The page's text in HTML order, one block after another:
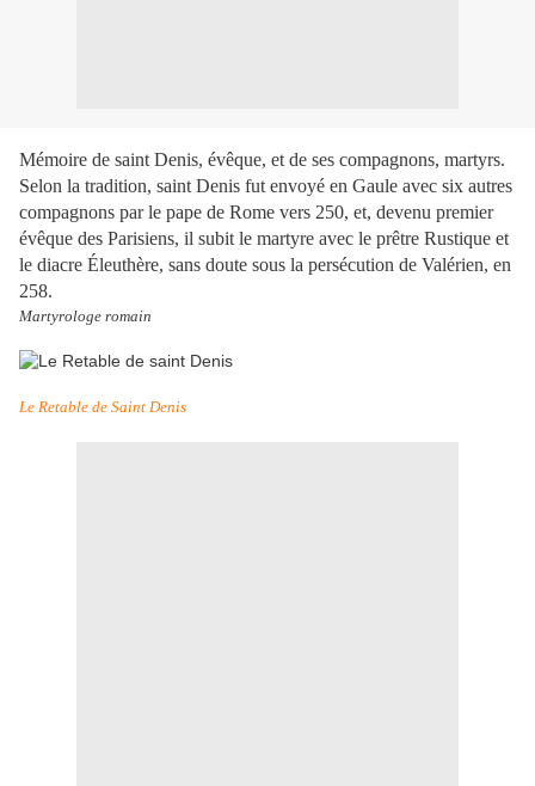
Mémoire de saint Denis, évêque, et de ses compagnons, martyrs.
Selon la tradition, saint Denis fut envoyé en Gaule avec six autres
compagnons par le pape de Rome vers 250, et, devenu premier
évêque des Parisiens, il subit le martyre avec le prêtre Rustique et
le diacre Éleuthère, sans doute sous la persécution de Valérien, en
258.
Martyrologe romain
Le Retable de Saint Denis